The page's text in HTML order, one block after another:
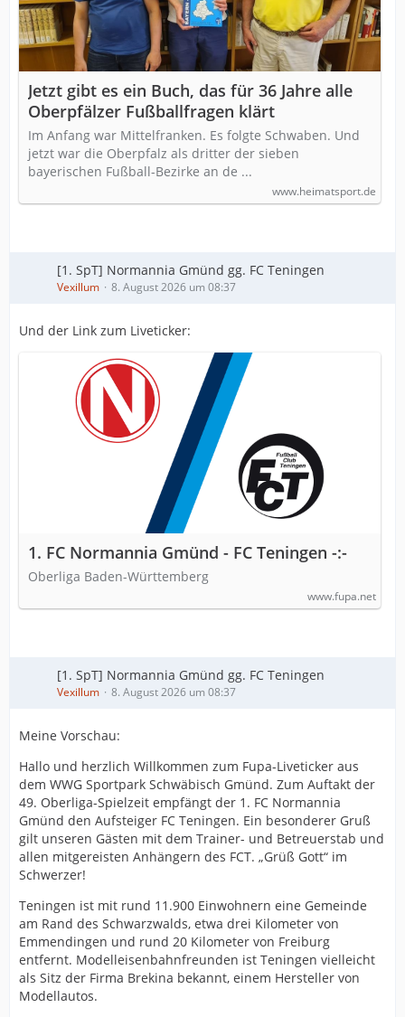
Jetzt gibt es ein Buch, das für 36 Jahre alle
Oberpfälzer Fußballfragen klärt
Im Anfang war Mittelfranken. Es folgte Schwaben. Und
jetzt war die Oberpfalz als dritter der sieben
bayerischen Fußball-Bezirke an de ...
www.heimatsport.de
[1. SpT] Normannia Gmünd gg. FC Teningen
Vexillum 8. August 2026 um 08:37
Und der Link zum Liveticker:
1. FC Normannia Gmünd - FC Teningen -:-
Oberliga Baden-Württemberg
www.fupa.net
[1. SpT] Normannia Gmünd gg. FC Teningen
Vexillum 8. August 2026 um 08:37
Meine Vorschau:
Hallo und herzlich Willkommen zum Fupa-Liveticker aus
dem WWG Sportpark Schwäbisch Gmünd. Zum Auftakt der
49. Oberliga-Spielzeit empfängt der 1. FC Normannia
Gmünd den Aufsteiger FC Teningen. Ein besonderer Gruß
gilt unseren Gästen mit dem Trainer- und Betreuerstab und
allen mitgereisten Anhängern des FCT. „Grüß Gott“ im
Schwerzer!
Teningen ist mit rund 11.900 Einwohnern eine Gemeinde
am Rand des Schwarzwalds, etwa drei Kilometer von
Emmendingen und rund 20 Kilometer von Freiburg
entfernt. Modelleisenbahnfreunden ist Teningen vielleicht
als Sitz der Firma Brekina bekannt, einem Hersteller von
Modellautos.